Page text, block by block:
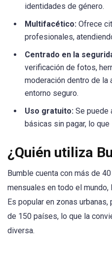
identidades de género.
Multifacético: Ofrece
profesionales,
Centrado en la
verificación de fotos,
moderación dentro de la
entorno seguro.
Uso gratuito: Se puede
básicas sin pagar, lo
¿Quién utiliza
Bumble cuenta con más de
mensuales en todo el mundo,
Es popular en zonas
de 150 países, lo que la
diversa.